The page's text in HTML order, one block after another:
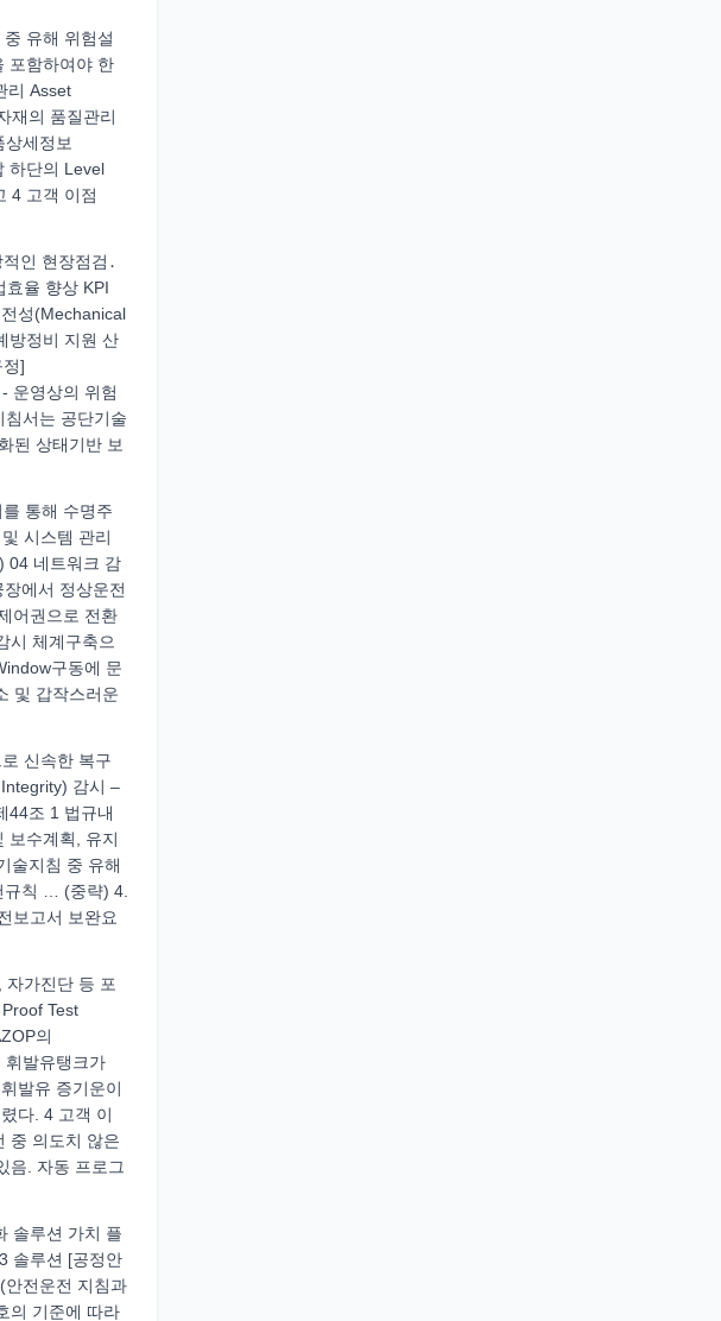
유해 위험설
포함하여야 한
리 Asset
재의 품질관리
세정보
하단의 Level
4 고객 이점
인 현장점검․
효율 향상 KPI
성(Mechanical
방정비 지원 산
]
운영상의 위험
서는 공단기술
된 상태기반 보
통해 수명주
시스템 관리
04 네트워크 감
에서 정상운전
어권으로 전환
시 체계구축으
구동에 문
및 갑작스러운
신속한 복구
감시 –
44조 1 법규내
보수계획, 유지
술지침 중 유해
규칙 … (중략) 4.
보고서 보완요
가진단 등 포
Test
의
휘발유탱크가
발유 증기운이
다. 4 고객 이
중 의도치 않은
음. 자동 프로그
솔루션 가치 플
솔루션 [공정안
안전운전 지침과
의 기준에 따라